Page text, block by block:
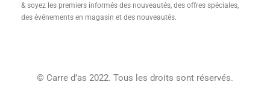
Créations
& soyez les premiers informés des nouveautés, des offres spéciales,
des événements en magasin et des nouveautés.
© Carre d’as 2022. Tous les droits sont réservés.